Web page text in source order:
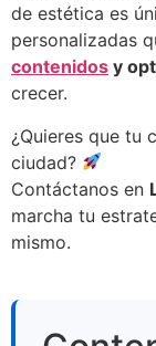
de estética es
personalizadas
contenidos y
crecer.
¿Quieres que tu
ciudad?
Contáctanos en
marcha tu
mismo.